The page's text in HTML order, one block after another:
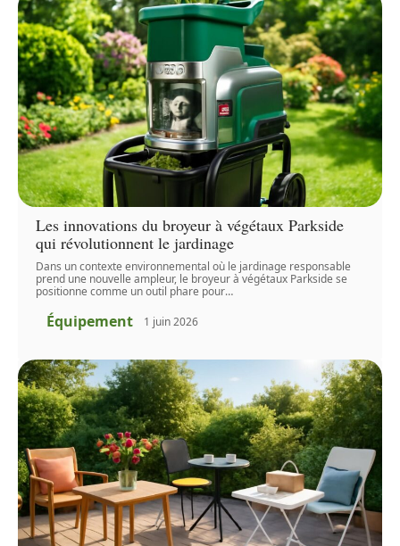
Les innovations du broyeur à végétaux Parkside
qui révolutionnent le jardinage
Dans un contexte environnemental où le jardinage responsable
prend une nouvelle ampleur, le broyeur à végétaux Parkside se
positionne comme un outil phare pour…
Équipement 1 juin 2026